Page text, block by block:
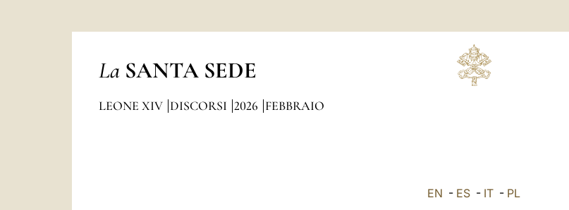
La SANTA SEDE
LEONE XIV DISCORSI 2026 FEBBRAIO
EN - ES - IT - PL